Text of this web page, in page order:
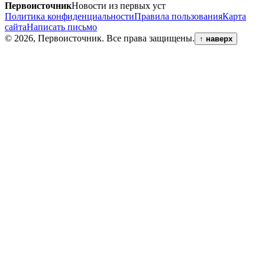
ПервоисточникНовости из первых уст
Политика конфиденциальностиПравила пользованияКарта
сайтаНаписать письмо
© 2026, Первоисточник. Все права защищены.
↑ наверх